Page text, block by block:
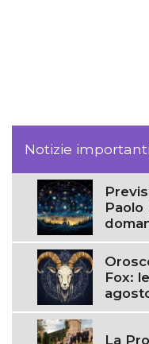
Notizie importanti
Paolo
Fox:
La